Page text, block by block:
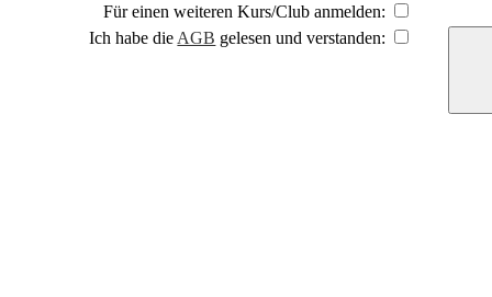
Für einen weiteren Kurs/Club anmelden:
Ich habe die AGB gelesen und verstanden: